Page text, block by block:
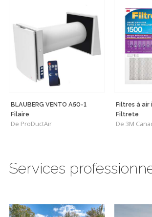
BLAUBERG VENTO A50-1
Filaire
De ProDuctAir
Filtres à
Filtrete
De 3M
Services